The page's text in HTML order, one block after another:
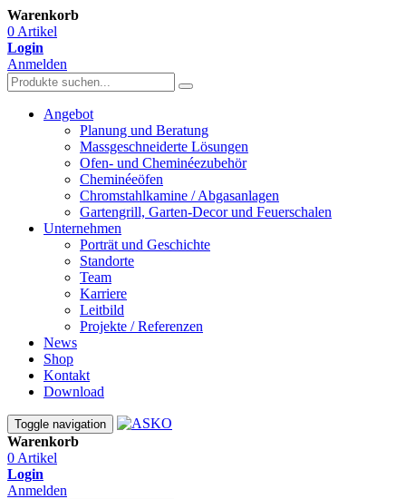
Warenkorb
0 Artikel
Login
Anmelden
Angebot
Planung und Beratung
Massgeschneiderte Lösungen
Ofen- und Cheminéezubehör
Cheminéeöfen
Chromstahlkamine / Abgasanlagen
Gartengrill, Garten-Decor und Feuerschalen
Unternehmen
Porträt und Geschichte
Standorte
Team
Karriere
Leitbild
Projekte / Referenzen
News
Shop
Kontakt
Download
Toggle navigation
Warenkorb
0 Artikel
Login
Anmelden